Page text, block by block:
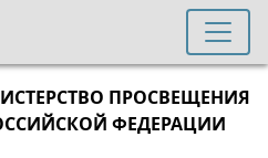
ПРОСВЕЩЕНИЯ
ФЕДЕРАЦИИ